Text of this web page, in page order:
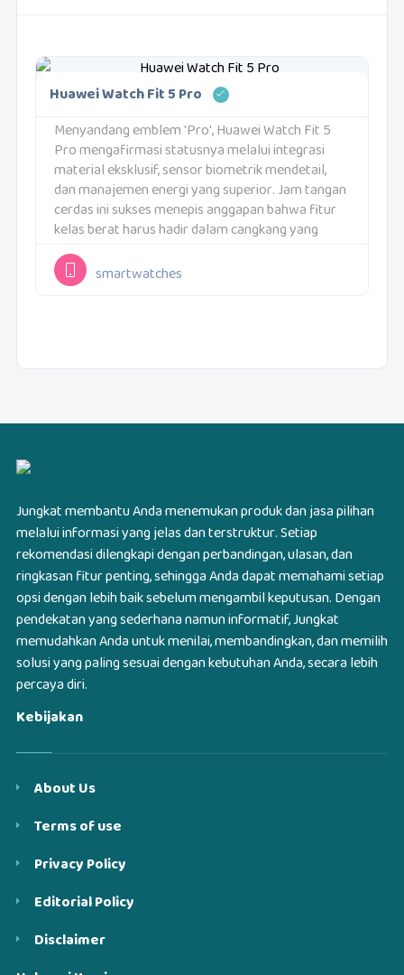
Huawei Watch Fit 5 Pro
Menyandang emblem 'Pro', Huawei Watch Fit 5
Pro mengafirmasi statusnya melalui integrasi
material eksklusif, sensor biometrik mendetail,
dan manajemen energi yang superior. Jam tangan
cerdas ini sukses menepis anggapan bahwa fitur
kelas berat harus hadir dalam cangkang yang
tebal. Justru, sasisnya dipahat ultra-light dengan
dukungan panel penampil yang sangat kaya...
smartwatches
Jungkat membantu Anda menemukan produk dan jasa pilihan
melalui informasi yang jelas dan terstruktur. Setiap
rekomendasi dilengkapi dengan perbandingan, ulasan, dan
ringkasan fitur penting, sehingga Anda dapat memahami setiap
opsi dengan lebih baik sebelum mengambil keputusan. Dengan
pendekatan yang sederhana namun informatif, Jungkat
memudahkan Anda untuk menilai, membandingkan, dan memilih
solusi yang paling sesuai dengan kebutuhan Anda, secara lebih
percaya diri.
Kebijakan
About Us
Terms of use
Privacy Policy
Editorial Policy
Disclaimer